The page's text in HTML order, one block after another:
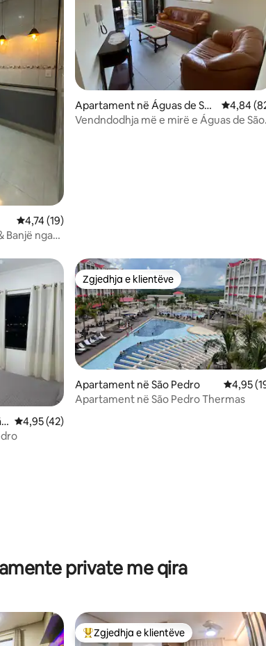
Vlerësimi mesatar 4,74 nga 5, 19 vlerësime
4,74 (19)
Banjë nga
Apartament në Águas de São
Pedro
4,84
Vendndodhja më e mirë e Águas de São
Vlerësimi mesatar 4,95 nga 5, 42 vlerësime
4,95 (42)
Zgjedhja e klientëve
Zgjedhja e klientëve
Apartament në São Pedro
4,95
Apartament në São Pedro Thermas
private me qira
Më të mirat e zgjedhjeve të klientëve
Zgjedhja e klientëve